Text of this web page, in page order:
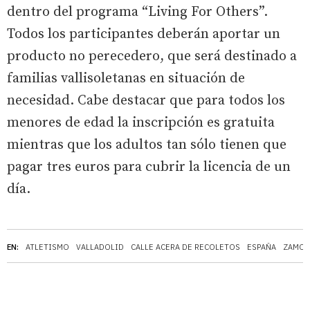
EN: ATLETISMO VALLADOLID CALLE ACERA DE RECOLETOS ESPAÑA
dentro del programa “Living For Others”.
Todos los participantes deberán aportar un
producto no perecedero, que será destinado a
familias vallisoletanas en situación de
necesidad. Cabe destacar que para todos los
menores de edad la inscripción es gratuita
mientras que los adultos tan sólo tienen que
pagar tres euros para cubrir la licencia de un
día.